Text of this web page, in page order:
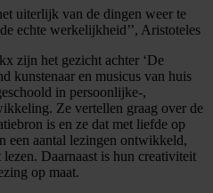
uiterlijk van de dingen weer te
echte werkelijkheid’’, Aristoteles
zijn het gezicht achter ‘De
kunstenaar en musicus van huis
in persoonlijke-,
Ze vertellen graag over de
is en ze dat met liefde op
een aantal lezingen ontwikkeld,
Daarnaast is hun creativiteit
op maat.